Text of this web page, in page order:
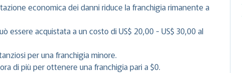
economica dei danni riduce la franchigia rimanente a
essere acquistata a un costo di US$ 20,00 - US$ 30,00 al
per una franchigia minore.
di più per ottenere una franchigia pari a $0.